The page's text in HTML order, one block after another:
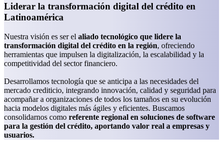
Liderar la transformación digital del crédito en
Latinoamérica
Nuestra visión es ser el aliado tecnológico que lidere la
transformación digital del crédito en la región, ofreciendo
herramientas que impulsen la digitalización, la escalabilidad y la
competitividad del sector financiero.
Desarrollamos tecnología que se anticipa a las necesidades del
mercado crediticio, integrando innovación, calidad y seguridad para
acompañar a organizaciones de todos los tamaños en su evolución
hacia modelos digitales más ágiles y eficientes. Buscamos
consolidarnos como referente regional en soluciones de software
para la gestión del crédito, aportando valor real a empresas y
usuarios.